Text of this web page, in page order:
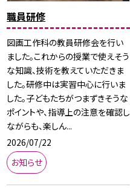
職員研修
図画工作科の教員研修会を行い
ました。これからの授業で使えそう
な知識、技術を教えていただきま
した。研修中は実習中心に行いま
した。子どもたちがつまずきそうな
ポイントや、指導上の注意を確認し
ながらも、楽しん...
2026/07/22
お知らせ